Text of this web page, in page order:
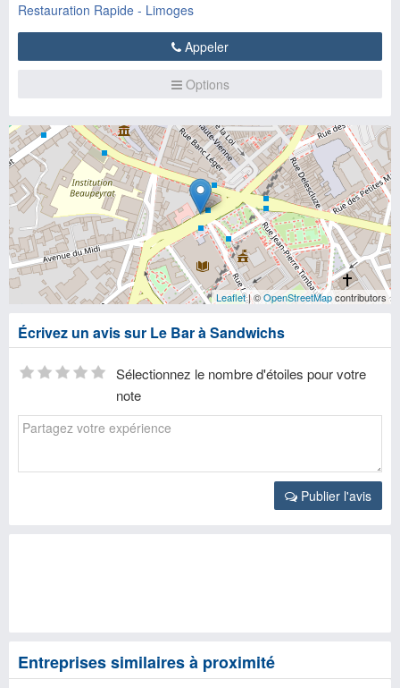
Restauration Rapide - Limoges
Appeler
Options
Leaflet| ©OpenStreetMapcontributors
Écrivez un avis sur Le Bar à Sandwichs
Sélectionnez le nombre d'étoiles pour votre
note
Publier l'avis
Entreprises similaires à proximité